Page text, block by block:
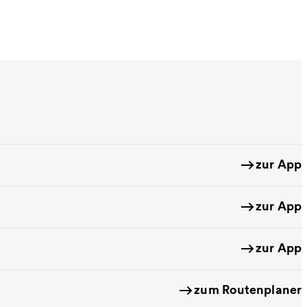
zur App
zur App
zur App
zum Routenplaner